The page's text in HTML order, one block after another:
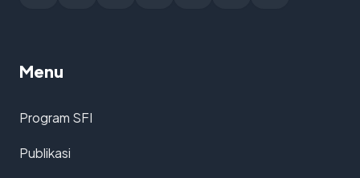
Menu
Program SFI
Publikasi